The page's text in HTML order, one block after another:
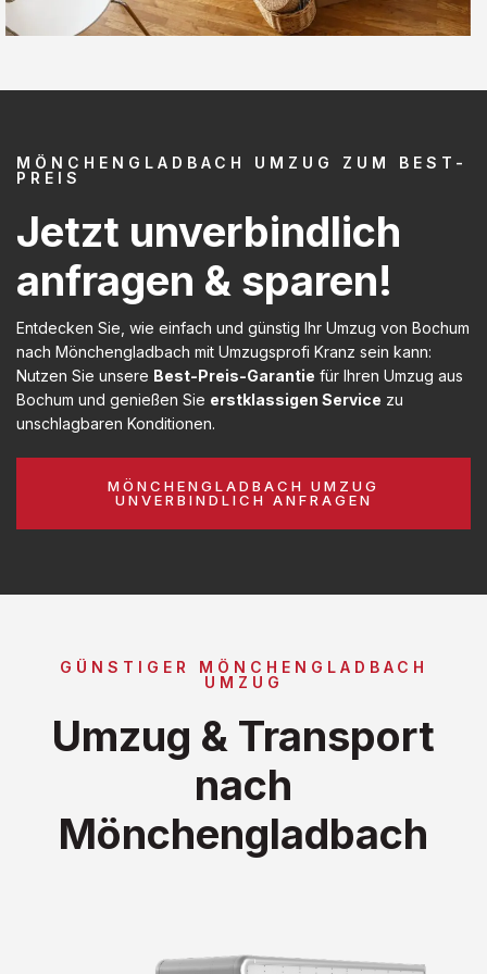
MÖNCHENGLADBACH UMZUG ZUM BEST-
PREIS
Jetzt unverbindlich
anfragen & sparen!
Entdecken Sie, wie einfach und günstig Ihr Umzug von Bochum
nach Mönchengladbach mit Umzugsprofi Kranz sein kann:
Nutzen Sie unsere Best-Preis-Garantie für Ihren Umzug aus
Bochum und genießen Sie erstklassigen Service zu
unschlagbaren Konditionen.
MÖNCHENGLADBACH UMZUG
UNVERBINDLICH ANFRAGEN
GÜNSTIGER MÖNCHENGLADBACH
UMZUG
Umzug & Transport
nach
Mönchengladbach